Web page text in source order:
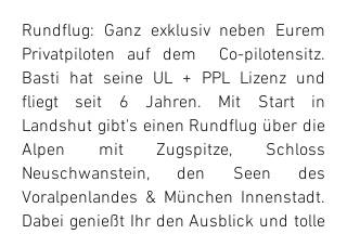
Rundflug: Ganz exklusiv neben Eurem
Privatpiloten auf dem Co-pilotensitz.
Basti hat seine UL + PPL Lizenz und
fliegt seit 6 Jahren. Mit Start in
Landshut gibt's einen Rundflug über die
Alpen mit Zugspitze, Schloss
Neuschwanstein, den Seen des
Voralpenlandes & München Innenstadt.
Dabei genießt Ihr den Ausblick und tolle